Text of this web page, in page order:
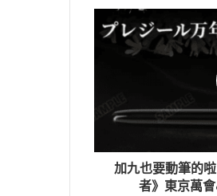
加九也要動筆的
者》東京萬